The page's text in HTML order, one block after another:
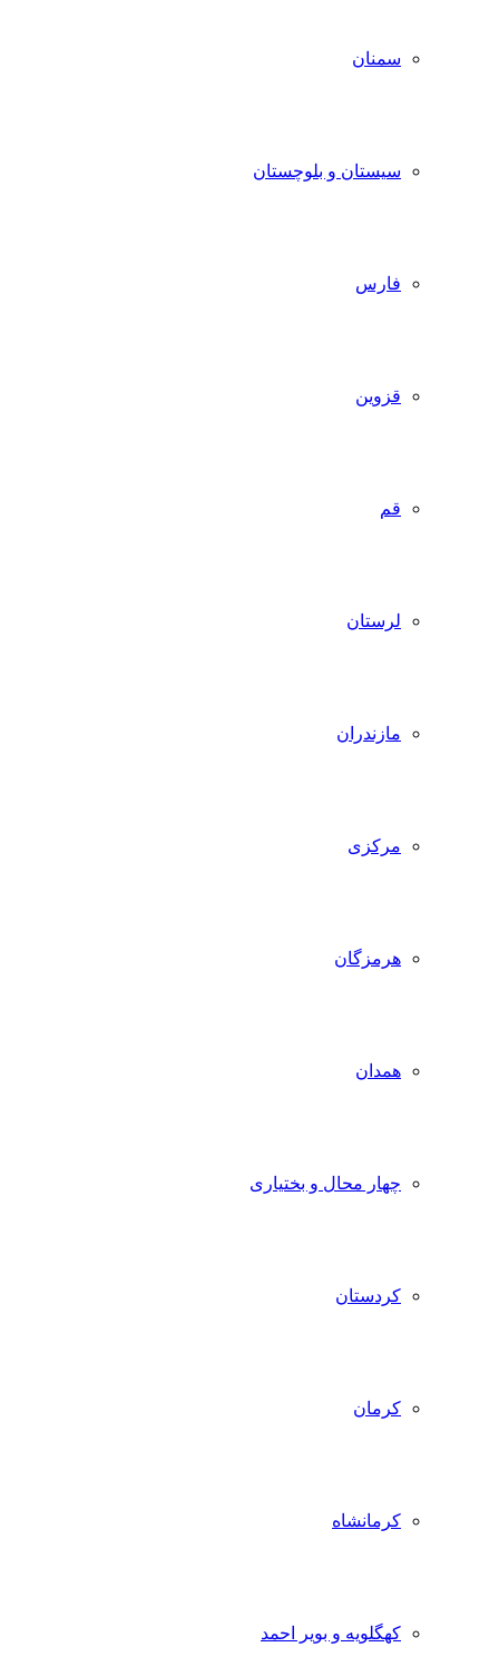
سمنان
سیستان و بلوچستان
فارس
قزوین
قم
لرستان
مازندران
مرکزی
هرمزگان
همدان
چهار محال و بختیاری
کردستان
کرمان
کرمانشاه
کهگلویه و بویر احمد